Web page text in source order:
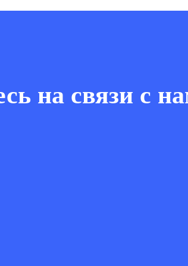
на связи с